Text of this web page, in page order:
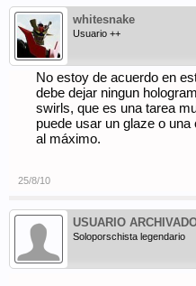
whitesnake
Usuario ++
No estoy de acuerdo en
debe dejar ningun
swirls, que es una tarea
puede usar un glaze o
al máximo.
25/8/10
USUARIO
Soloporschista legendario